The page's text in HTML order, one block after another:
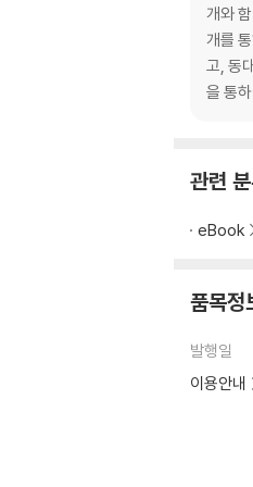
거부당
반려동
입마개
4. 진짜!
누구를 향
5. 레트
지친 나
충현슈
6. 모든
개와
개를
고, 동
을 통
관련
eBook
품목정
발행일
이용안내